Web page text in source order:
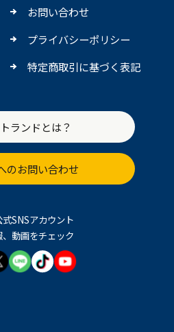
お問い合わせ
プライバシーポリシー
特定商取引に基づく表記
ランドとは？
のお問い合わせ
SNSアカウント
動画をチェック